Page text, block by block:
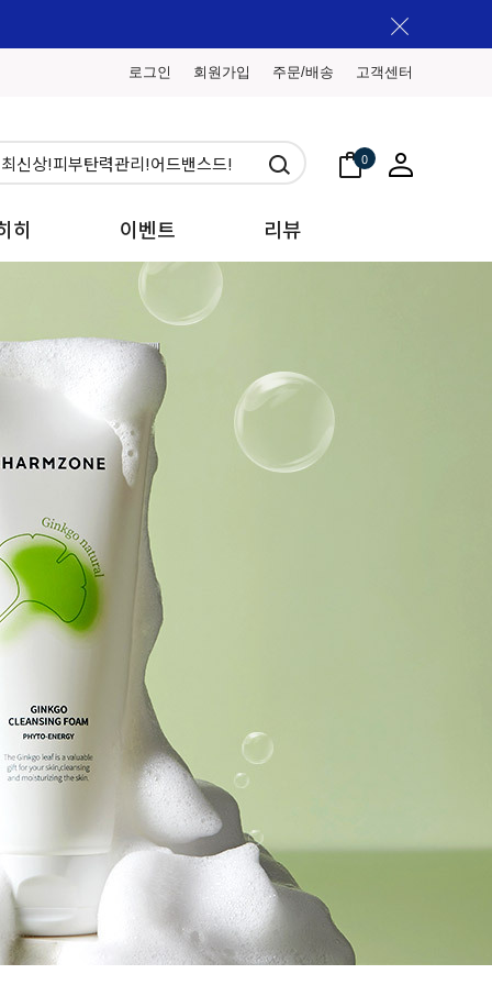
로그인 회원가입 주문/배송 고객센터
0
히 이벤트 리뷰